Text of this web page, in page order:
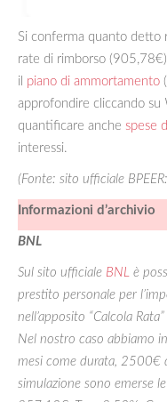
Si conferma quanto detto
rate di rimborso
il piano di ammortamento
approfondire cliccando su
quantificare anche spese
interessi.
(Fonte: sito ufficiale
Informazioni d’archivio
BNL
Sul sito ufficiale BNL è
prestito personale per
nell’apposito “Calcola
Nel nostro caso abbiamo
mesi come durata, 2500€
simulazione sono emerse